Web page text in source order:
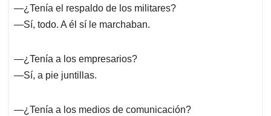
—¿Tenía el respaldo de los militares?
—Sí, todo. A él sí le marchaban.
—¿Tenía a los empresarios?
—Sí, a pie juntillas.
—¿Tenía a los medios de comunicación?